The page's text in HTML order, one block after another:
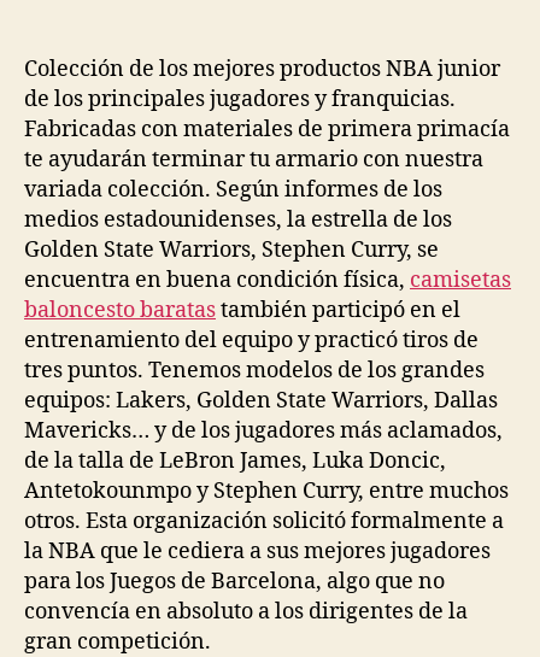
Colección de los mejores productos NBA junior
de los principales jugadores y franquicias.
Fabricadas con materiales de primera primacía
te ayudarán terminar tu armario con nuestra
variada colección. Según informes de los
medios estadounidenses, la estrella de los
Golden State Warriors, Stephen Curry, se
encuentra en buena condición física, camisetas
baloncesto baratastambién participó en el
entrenamiento del equipo y practicó tiros de
tres puntos. Tenemos modelos de los grandes
equipos: Lakers, Golden State Warriors, Dallas
Mavericks… y de los jugadores más aclamados,
de la talla de LeBron James, Luka Doncic,
Antetokounmpo y Stephen Curry, entre muchos
otros. Esta organización solicitó formalmente a
la NBA que le cediera a sus mejores jugadores
para los Juegos de Barcelona, algo que no
convencía en absoluto a los dirigentes de la
gran competición.